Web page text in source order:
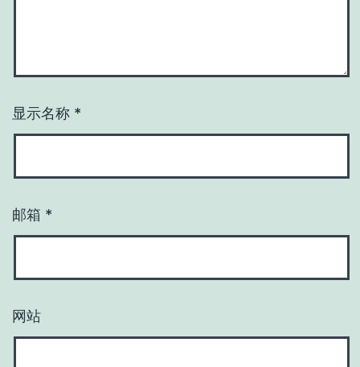
显示名称 *
邮箱 *
网站